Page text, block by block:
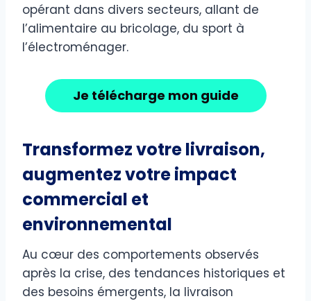
opérant dans divers secteurs, allant de
l’alimentaire au bricolage, du sport à
l’électroménager.
Je télécharge mon guide
Transformez votre livraison,
augmentez votre impact
commercial et
environnemental
Au cœur des comportements observés
après la crise, des tendances historiques et
des besoins émergents, la livraison